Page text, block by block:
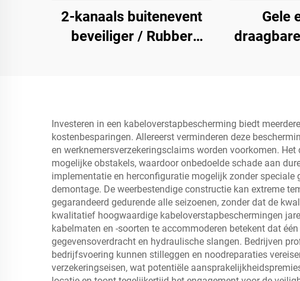
2-kanaals buitenevent
beveiliger / Rubber
Gele
Investeren in een kabeloverstapbescherming biedt
kostenbesparingen. Allereerst verminderen deze
en werknemersverzekeringsclaims worden voorkomen.
mogelijke obstakels, waardoor onbedoelde schade aan
implementatie en herconfiguratie mogelijk zonder
demontage. De weerbestendige constructie kan extreme
gegarandeerd gedurende alle seizoenen, zonder dat de
kwalitatief hoogwaardige kabeloverstapbeschermingen
kabelmaten en -soorten te accommoderen betekent dat
gegevensoverdracht en hydraulische slangen. Bedrijven
bedrijfsvoering kunnen stilleggen en noodreparaties
verzekeringseisen, wat potentiële